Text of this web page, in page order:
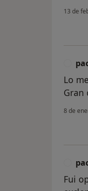
13 de
Lo
Gran
8 de
Fui